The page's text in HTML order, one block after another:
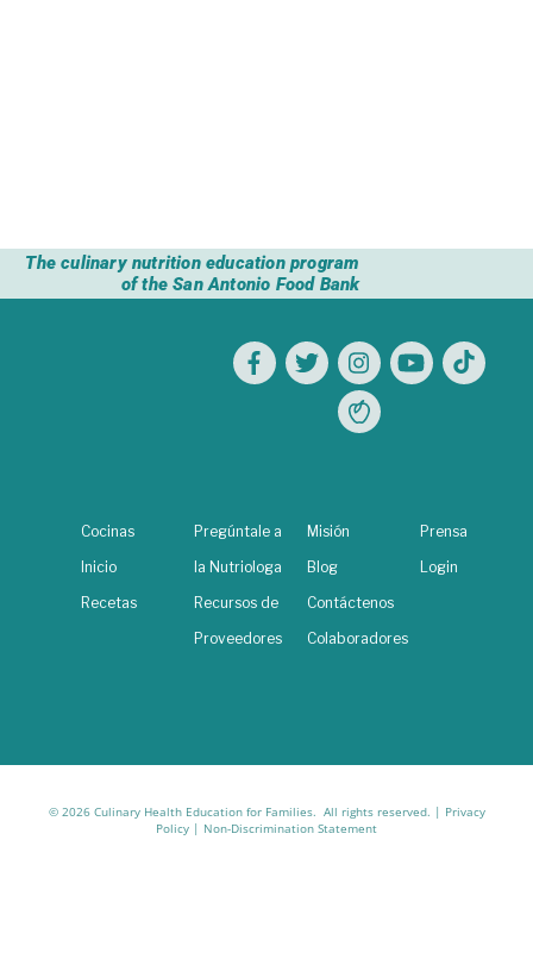
The culinary nutrition education program
of the San Antonio Food Bank
Cocinas
Inicio
Recetas
Pregúntale a
la Nutriologa
Recursos de
Proveedores
Misión
Blog
Contáctenos
Colaboradores
Prensa
Login
© 2026 Culinary Health Education for Families. All rights reserved. | Privacy
Policy | Non-Discrimination Statement